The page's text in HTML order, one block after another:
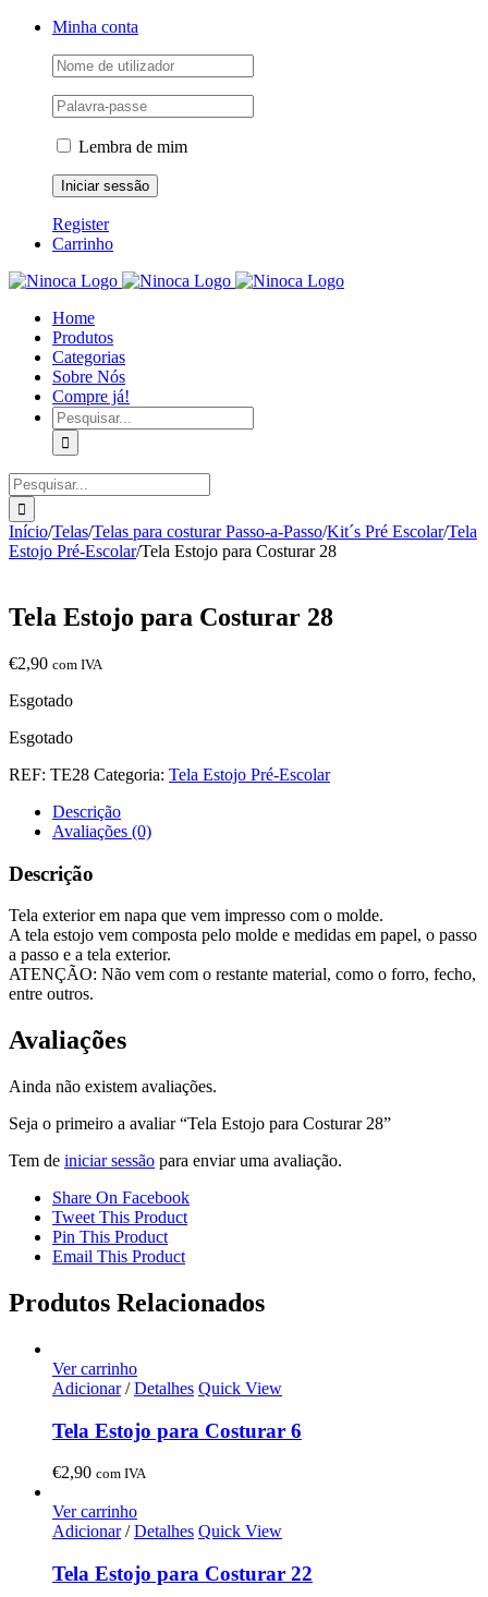
Skip
Facebook
Instagram
YouTubeMinha conta
Lembra de mim
Register
Carrinho
Home
Produtos
Categorias
Sobre Nós
Compre já!
Pesquisar
Pesquisar
Início/Telas/Telas para costurar Passo-a-Passo/Kit´s Pré Escolar/Tela
Estojo Pré-Escolar/Tela Estojo para Costurar 28
Tela Estojo para Costurar 28
€2,90 com IVA
Esgotado
Esgotado
REF: TE28 Categoria: Tela Estojo Pré-Escolar
Descrição
Avaliações (0)
Descrição
Tela exterior em napa que vem impresso com o molde.
A tela estojo vem composta pelo molde e medidas em papel, o passo
a passo e a tela exterior.
ATENÇÃO: Não vem com o restante material, como o forro, fecho,
entre outros.
Avaliações
Ainda não existem avaliações.
Seja o primeiro a avaliar “Tela Estojo para Costurar 28”
Tem de iniciar sessão para enviar uma avaliação.
Share On Facebook
Tweet This Product
Pin This Product
Email This Product
Produtos Relacionados
Ver carrinho
Adicionar/ Detalhes Quick View
Tela Estojo para Costurar 6
€2,90 com IVA
Ver carrinho
Adicionar/ Detalhes Quick View
Tela Estojo para Costurar 22